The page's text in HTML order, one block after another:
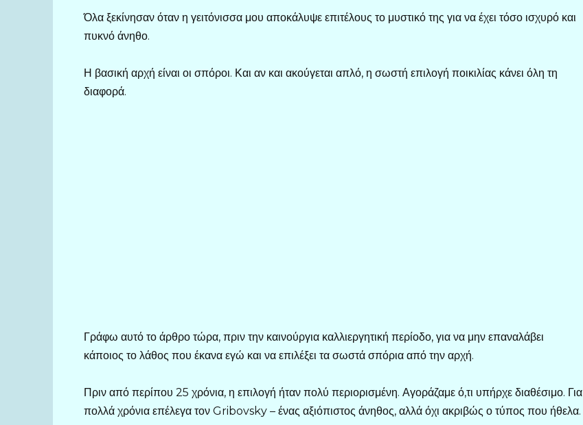
Όλα ξεκίνησαν όταν η γειτόνισσα μου αποκάλυψε επιτέλους το μυστικό της για να έχει τόσο ισχυρό και
πυκνό άνηθο.
Η βασική αρχή είναι οι σπόροι. Και αν και ακούγεται απλό, η σωστή επιλογή ποικιλίας κάνει όλη τη
διαφορά.
Γράφω αυτό το άρθρο τώρα, πριν την καινούργια καλλιεργητική περίοδο, για να μην επαναλάβει
κάποιος το λάθος που έκανα εγώ και να επιλέξει τα σωστά σπόρια από την αρχή.
Πριν από περίπου 25 χρόνια, η επιλογή ήταν πολύ περιορισμένη. Αγοράζαμε ό,τι υπήρχε διαθέσιμο. Για
πολλά χρόνια επέλεγα τον Gribovsky – ένας αξιόπιστος άνηθος, αλλά όχι ακριβώς ο τύπος που ήθελα.